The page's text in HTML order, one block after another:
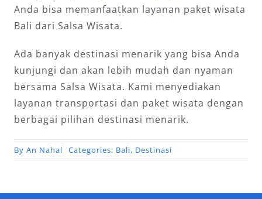
Anda bisa memanfaatkan layanan paket wisata
Bali dari Salsa Wisata.
Ada banyak destinasi menarik yang bisa Anda
kunjungi dan akan lebih mudah dan nyaman
bersama Salsa Wisata. Kami menyediakan
layanan transportasi dan paket wisata dengan
berbagai pilihan destinasi menarik.
By An Nahal Categories: Bali, Destinasi